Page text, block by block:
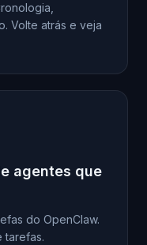
Volte atrás e veja
agentes que
do OpenClaw.
tarefas.